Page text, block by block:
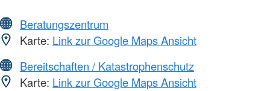
Beratungszentrum
Karte: Link zur Google Maps Ansicht
Bereitschaften / Katastrophenschutz
Karte: Link zur Google Maps Ansicht